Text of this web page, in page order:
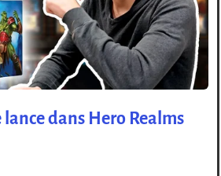
lance dans Hero Realms